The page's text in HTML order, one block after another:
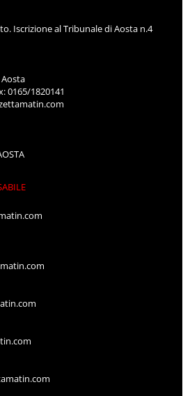
Iscrizione al Tribunale di Aosta n.4
Aosta
0165/1820141